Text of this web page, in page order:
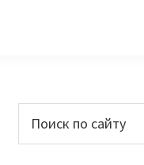
Основной
сайдбар